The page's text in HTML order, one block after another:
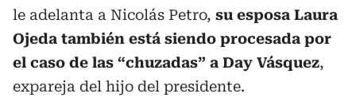
le adelanta a Nicolás Petro, su esposa Laura
Ojeda también está siendo procesada por
el caso de las “chuzadas” a Day Vásquez,
expareja del hijo del presidente.